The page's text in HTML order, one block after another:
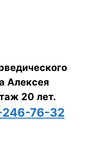
Алексея
20 лет.
76-32